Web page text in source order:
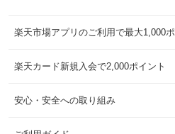
楽天市場アプリのご利用で最大1,000ポ
楽天カード新規入会で2,000ポイント
安心・安全への取り組み